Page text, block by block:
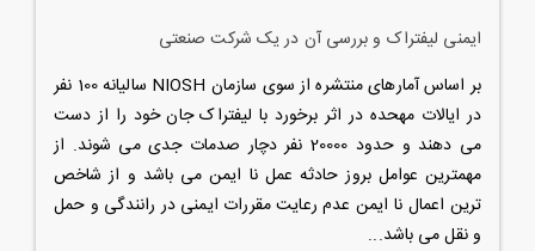
ایمنی لیفتراک و بررسی آن در یک شرکت صنعتی
بر اساس آمارهای منتشره از سوی سازمان NIOSH سالیانه 100 نفر
در ایالات مهحده در اثر برخورد با لیفتراک جان خود را از دست
می دهند و حدود 20000 نفر دچار صدمات جدی می شوند. از
مهمترین عوامل بروز حادثه عمل نا ایمن می باشد و از شاخص
ترین اعمال نا ایمن عدم رعایت مقررات ایمنی در رانندگی و حمل
و نقل می باشد...